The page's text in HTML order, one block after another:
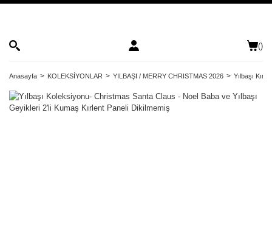
()
Anasayfa KOLEKSİYONLAR YILBAŞI / MERRY CHRISTMAS 2026 Yılbaşı